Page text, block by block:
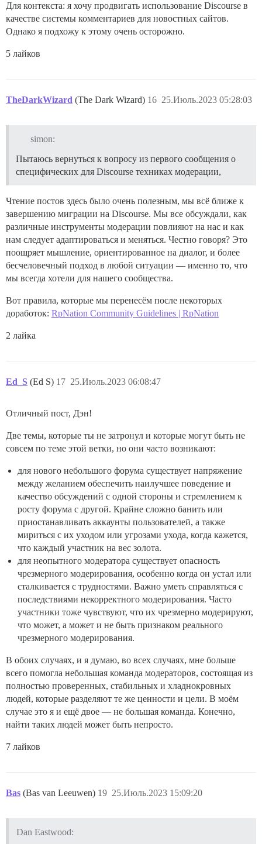
Для контекста: я хочу продвигать использование Discourse в
качестве системы комментариев для новостных сайтов.
Однако я подхожу к этому очень осторожно.
5 лайков
TheDarkWizard (The Dark Wizard) 25.Июль.2023 05:28:03
16
simon:
Пытаюсь вернуться к вопросу из первого сообщения о
специфических для Discourse техниках модерации,
Чтение постов здесь было очень полезным, мы всё ближе к
завершению миграции на Discourse. Мы все обсуждали, как
различные инструменты модерации повлияют на нас и как
нам следует адаптироваться и меняться. Честно говоря? Это
поощряет мышление, ориентированное на диалог, и более
бесчеловечный подход в любой ситуации — именно то, что
мы всегда хотели для нашего сообщества.
Вот правила, которые мы перенесём после некоторых
доработок: RpNation Community Guidelines | RpNation
2 лайка
Ed_S (Ed S) 25.Июль.2023 06:08:47
17
Отличный пост, Дэн!
Две темы, которые ты не затронул и которые могут быть не
совсем по теме этой ветки, но они часто возникают:
для нового небольшого форума существует напряжение
между желанием обеспечить наилучшее поведение и
качество обсуждений с одной стороны и стремлением к
росту форума с другой. Крайне сложно банить или
приостанавливать аккаунты пользователей, а также
мириться с их уходом или угрозами ухода, когда кажется,
что каждый участник на вес золота.
для неопытного модератора существует опасность
чрезмерного модерирования, особенно когда он устал или
сталкивается с трудностями. Важно уметь справляться с
последствиями некорректного модерирования. Часто
участники тоже чувствуют, что их чрезмерно модерируют,
что может, а может и не быть признаком реального
чрезмерного модерирования.
В обоих случаях, и я думаю, во всех случаях, мне больше
всего помогла небольшая команда модераторов, состоящая из
полностью проверенных, стабильных и хладнокровных
людей, которые разделяют те же ценности и цели. В моём
случае это я и ещё двое — не большая команда. Конечно,
найти таких людей может быть непросто.
7 лайков
Bas (Bas van Leeuwen) 25.Июль.2023 15:09:20
19
Dan Eastwood: